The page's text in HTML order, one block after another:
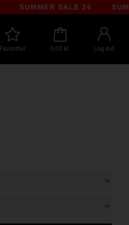
SUMMER SALE 26
Favoritter 0,00 kr. Log ind